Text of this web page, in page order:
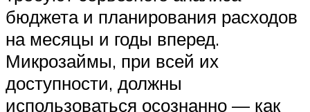
бюджета и планирования расходов
на месяцы и годы вперед.
Микрозаймы, при всей их
доступности, должны
использоваться осознанно — как